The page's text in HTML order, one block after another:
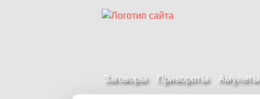
Заговоры Привороты Амулеты